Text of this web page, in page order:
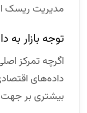
مدیریت ریسک
توجه بازار به
اگرچه تمرکز
داده‌های
بیشتری بر